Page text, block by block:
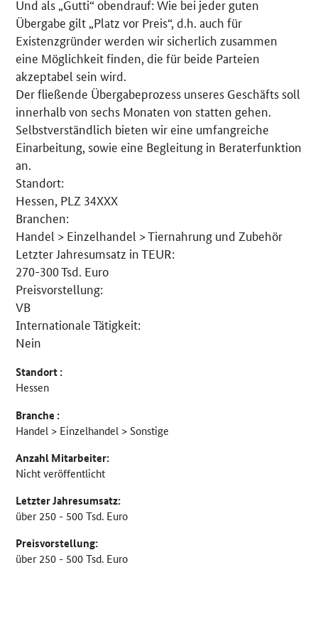
Und als „Gutti“ obendrauf: Wie bei jeder guten
Übergabe gilt „Platz vor Preis“, d.h. auch für
Existenzgründer werden wir sicherlich zusammen
eine Möglichkeit finden, die für beide Parteien
akzeptabel sein wird.
Der fließende Übergabeprozess unseres Geschäfts soll
innerhalb von sechs Monaten von statten gehen.
Selbstverständlich bieten wir eine umfangreiche
Einarbeitung, sowie eine Begleitung in Beraterfunktion
an.
Standort:
Hessen, PLZ 34XXX
Branchen:
Handel > Einzelhandel > Tiernahrung und Zubehör
Letzter Jahresumsatz in TEUR:
270-300 Tsd. Euro
Preisvorstellung:
VB
Internationale Tätigkeit:
Nein
Standort :
Hessen
Branche :
Handel > Einzelhandel > Sonstige
Anzahl Mitarbeiter:
Nicht veröffentlicht
Letzter Jahresumsatz:
über 250 - 500 Tsd. Euro
Preisvorstellung:
über 250 - 500 Tsd. Euro